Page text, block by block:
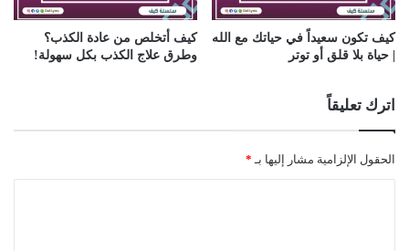
كيف تكون سعيداً في حياتك مع الله
| حياة بلا قلق أو توتر
كيف أتخلص من عادة الكذب؟
وطرق علاج الكذب بكل سهولة!
اترك تعليقاً
الحقول الإلزامية مشار إليها بـ *